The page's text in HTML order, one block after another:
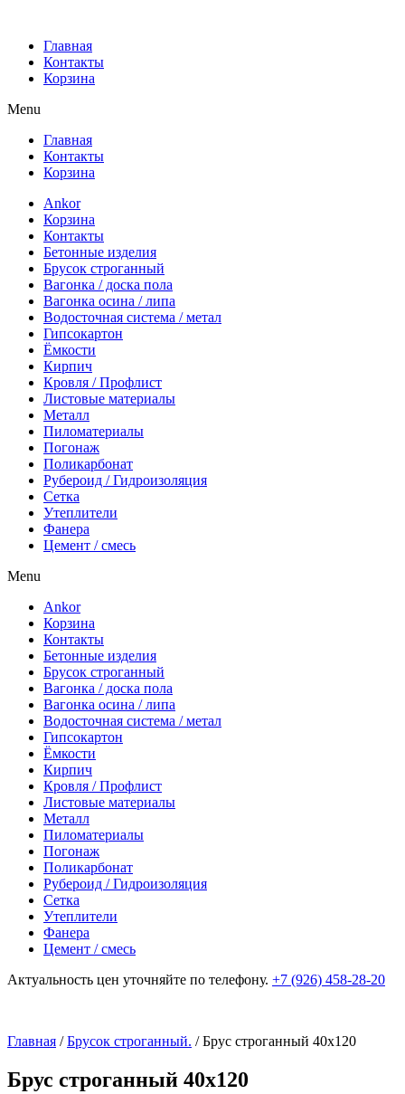
Главная
Контакты
Корзина
Menu
Главная
Контакты
Корзина
Ankor
Корзина
Контакты
Бетонные изделия
Брусок строганный
Вагонка / доска пола
Вагонка осина / липа
Водосточная система / метал
Гипсокартон
Ёмкости
Кирпич
Кровля / Профлист
Листовые материалы
Металл
Пиломатериалы
Погонаж
Поликарбонат
Рубероид / Гидроизоляция
Сетка
Утеплители
Фанера
Цемент / смесь
Menu
Ankor
Корзина
Контакты
Бетонные изделия
Брусок строганный
Вагонка / доска пола
Вагонка осина / липа
Водосточная система / метал
Гипсокартон
Ёмкости
Кирпич
Кровля / Профлист
Листовые материалы
Металл
Пиломатериалы
Погонаж
Поликарбонат
Рубероид / Гидроизоляция
Сетка
Утеплители
Фанера
Цемент / смесь
Актуальность цен уточняйте по телефону. +7 (926) 458-28-20
Главная /Брусок строганный. / Брус строганный 40х120
Брус строганный 40х120